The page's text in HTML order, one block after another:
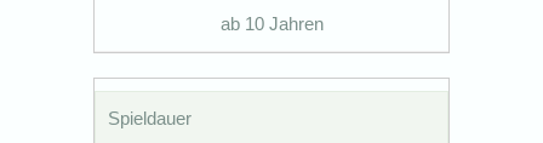
ab 10 Jahren
Spieldauer